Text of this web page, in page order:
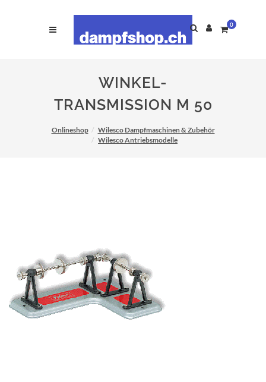
0
WINKEL-
TRANSMISSION M 50
Onlineshop
Wilesco Dampfmaschinen & Zubehör
Wilesco Antriebsmodelle